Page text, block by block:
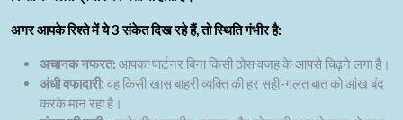
अगर आपके रिश्ते में ये 3 संकेत दिख रहे हैं, तो स्थिति गंभीर है:
अचानक नफरत: आपका पार्टनर बिना किसी ठोस वजह के आपसे चिढ़ने लगा है।
अंधी वफादारी: वह किसी खास बाहरी व्यक्ति की हर सही-गलत बात को आंख बंद
करके मान रहा है।